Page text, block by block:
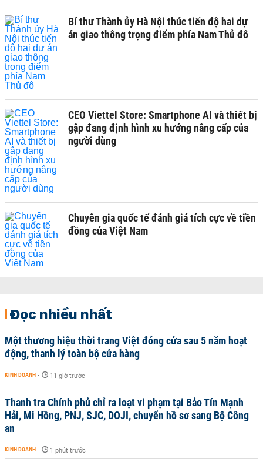
Bí thư Thành ủy Hà Nội thúc tiến độ hai dự
án giao thông trọng điểm phía Nam Thủ đô
CEO Viettel Store: Smartphone AI và thiết bị
gập đang định hình xu hướng nâng cấp của
người dùng
Chuyên gia quốc tế đánh giá tích cực về tiền
đồng của Việt Nam
Đọc nhiều nhất
Một thương hiệu thời trang Việt đóng cửa sau 5 năm hoạt
động, thanh lý toàn bộ cửa hàng
KINH DOANH - 11 giờ trước
Thanh tra Chính phủ chỉ ra loạt vi phạm tại Bảo Tín Mạnh
Hải, Mi Hồng, PNJ, SJC, DOJI, chuyển hồ sơ sang Bộ Công
an
KINH DOANH - 1 phút trước